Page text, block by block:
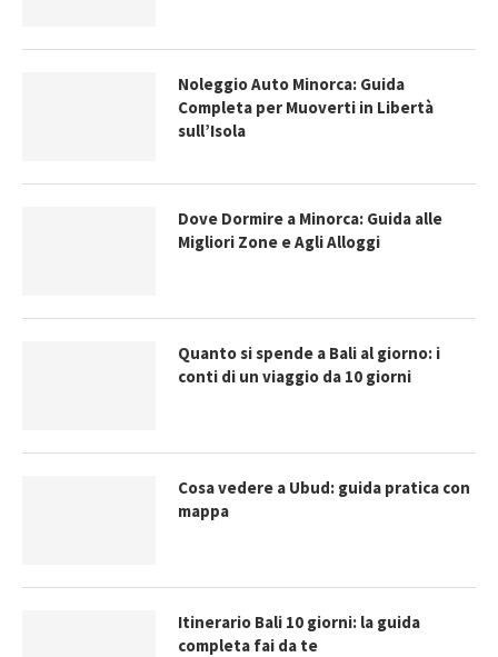
Noleggio Auto Minorca: Guida
Completa per Muoverti in Libertà
sull’Isola
Dove Dormire a Minorca: Guida alle
Migliori Zone e Agli Alloggi
Quanto si spende a Bali al giorno: i
conti di un viaggio da 10 giorni
Cosa vedere a Ubud: guida pratica con
mappa
Itinerario Bali 10 giorni: la guida
completa fai da te